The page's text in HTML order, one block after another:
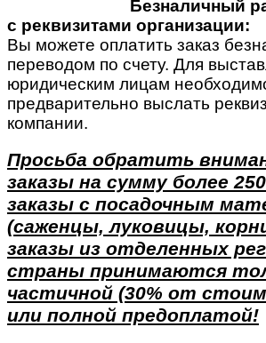
Безналичный
с реквизитами организации:
Вы можете оплатить заказ
переводом по счету. Для
юридическим лицам
предварительно выслать
компании.
Просьба обратить
заказы на сумму более
заказы с посадочным
(саженцы, луковицы,
заказы из отделенных
страны принимаются
частичной (30% от
или полной предоплатой!